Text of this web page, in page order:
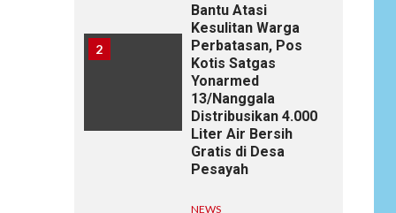
2
Bantu Atasi
Kesulitan Warga
Perbatasan, Pos
Kotis Satgas
Yonarmed
13/Nanggala
Distribusikan 4.000
Liter Air Bersih
Gratis di Desa
Pesayah
NEWS